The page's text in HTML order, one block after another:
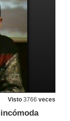
Visto 3766 veces